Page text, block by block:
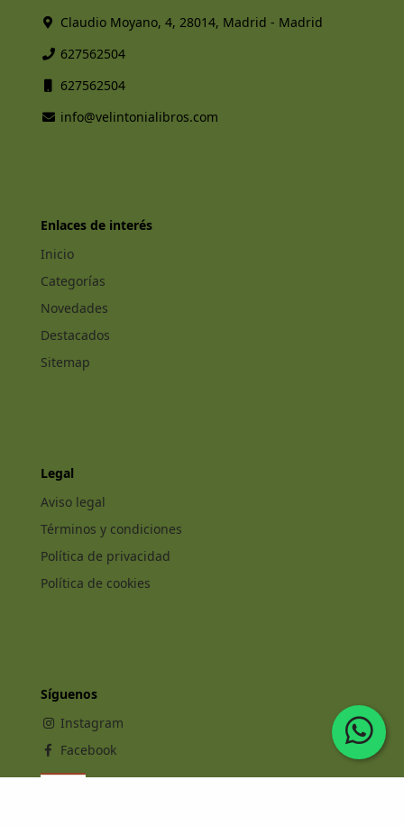
Claudio Moyano, 4, 28014, Madrid - Madrid
627562504
627562504
info@velintonialibros.com
Enlaces de interés
Inicio
Categorías
Novedades
Destacados
Sitemap
Legal
Aviso legal
Términos y condiciones
Política de privacidad
Política de cookies
Síguenos
Instagram
Facebook